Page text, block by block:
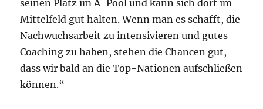
seinen Platz im A-Pool und kann sich dort im
Mittelfeld gut halten. Wenn man es schafft, die
Nachwuchsarbeit zu intensivieren und gutes
Coaching zu haben, stehen die Chancen gut,
dass wir bald an die Top-Nationen aufschließen
können.“